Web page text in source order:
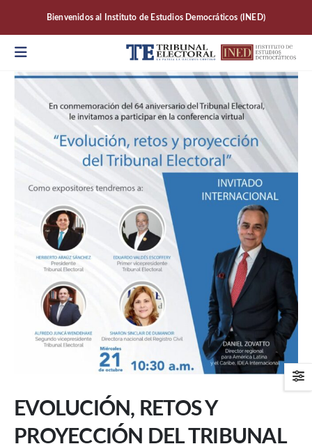
Bienvenidos al Instituto de Estudios Democráticos (INED)
EVOLUCIÓN, RETOS Y
PROYECCIÓN DEL TRIBUNAL